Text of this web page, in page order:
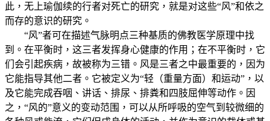
此，无上瑜伽续的行者对死亡的研究，就是对这些“风”和依之
而存的意识的研究。
“风”者可在描述气脉明点三种基质的佛教医学原理中找
到。在平衡时，这三者发挥身心健康的作用；在不平衡时，它
们会引起疾病，故被称为三错。风是三者之中最重要的，因为
它能指导其他二者。它被定义为“轻（重量方面）和运动”，以
及它能完成吞咽、讲话、排尿、排粪和四肢屈伸等动作。因
之，“风的”意义的变动范围，可以从所呼吸的空气到较微细的